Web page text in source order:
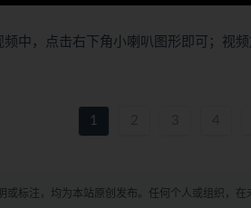
中，点击右下角小喇叭图形即可；视
1
或标注，均为本站原创发布。任何个人或组织，